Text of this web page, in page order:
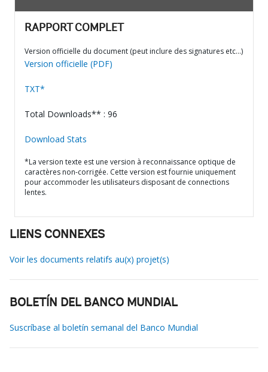
RAPPORT COMPLET
Version officielle du document (peut inclure des signatures etc…)
Version officielle (PDF)
TXT*
Total Downloads** : 96
Download Stats
*La version texte est une version à reconnaissance optique de
caractères non-corrigée. Cette version est fournie uniquement
pour accommoder les utilisateurs disposant de connections
lentes.
LIENS CONNEXES
Voir les documents relatifs au(x) projet(s)
BOLETÍN DEL BANCO MUNDIAL
Suscríbase al boletín semanal del Banco Mundial